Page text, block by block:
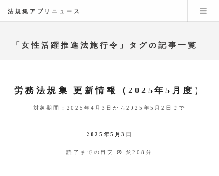
法規集アプリニュース
「女性活躍推進法施行令」タグの記事一覧
労務法規集 更新情報（2025年5月度）
対象期間：2025年4月3日から2025年5月2日まで
2025年5月3日
読了までの目安 約208分